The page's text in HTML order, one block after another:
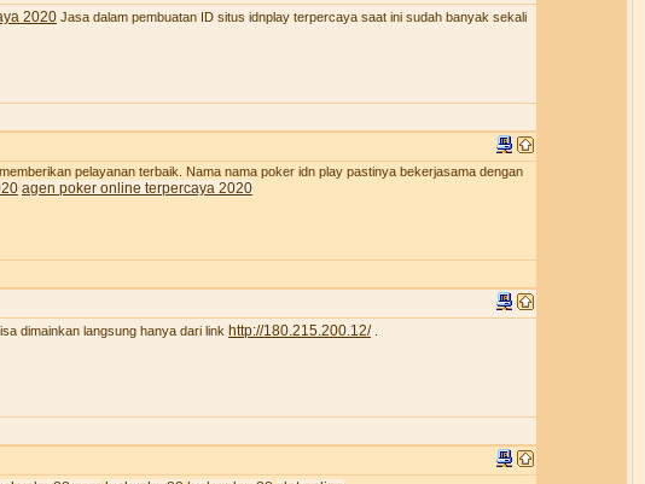
2020 Jasa dalam pembuatan ID situs idnplay terpercaya saat ini sudah banyak sekali
pelayanan terbaik. Nama nama poker idn play pastinya bekerjasama dengan
agen poker online terpercaya 2020
dimainkan langsung hanya dari link http://180.215.200.12/.